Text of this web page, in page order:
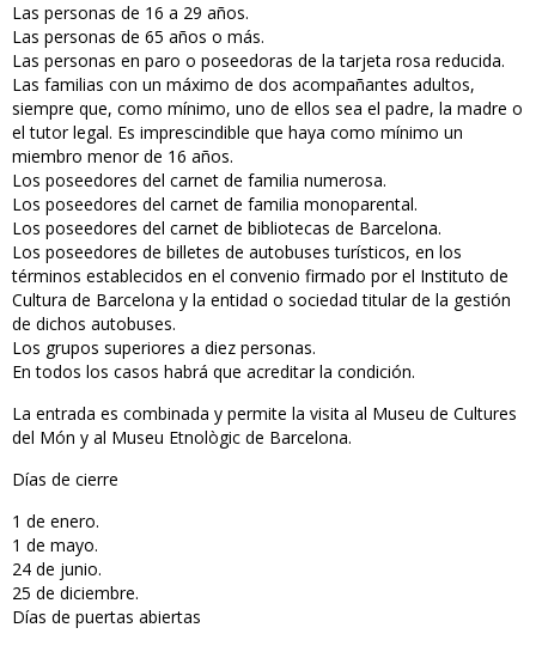
Las personas de 16 a 29 años.
Las personas de 65 años o más.
Las personas en paro o poseedoras de la tarjeta rosa reducida.
Las familias con un máximo de dos acompañantes adultos,
siempre que, como mínimo, uno de ellos sea el padre, la madre o
el tutor legal. Es imprescindible que haya como mínimo un
miembro menor de 16 años.
Los poseedores del carnet de familia numerosa.
Los poseedores del carnet de familia monoparental.
Los poseedores del carnet de bibliotecas de Barcelona.
Los poseedores de billetes de autobuses turísticos, en los
términos establecidos en el convenio firmado por el Instituto de
Cultura de Barcelona y la entidad o sociedad titular de la gestión
de dichos autobuses.
Los grupos superiores a diez personas.
En todos los casos habrá que acreditar la condición.
La entrada es combinada y permite la visita al Museu de Cultures
del Món y al Museu Etnològic de Barcelona.
Días de cierre
1 de enero.
1 de mayo.
24 de junio.
25 de diciembre.
Días de puertas abiertas